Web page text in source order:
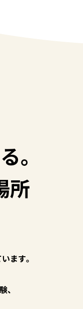
。
所
ます。
、